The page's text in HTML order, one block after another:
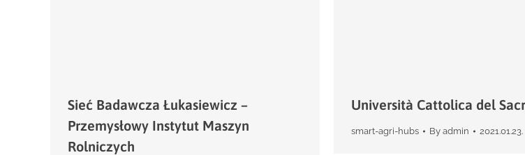
Sieć Badawcza Łukasiewicz –
Przemysłowy Instytut Maszyn
Rolniczych
Università Cattolica del
smart-agri-hubs By admin 2021.01.23.